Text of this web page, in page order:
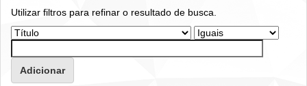
Utilizar filtros para refinar o resultado de busca.